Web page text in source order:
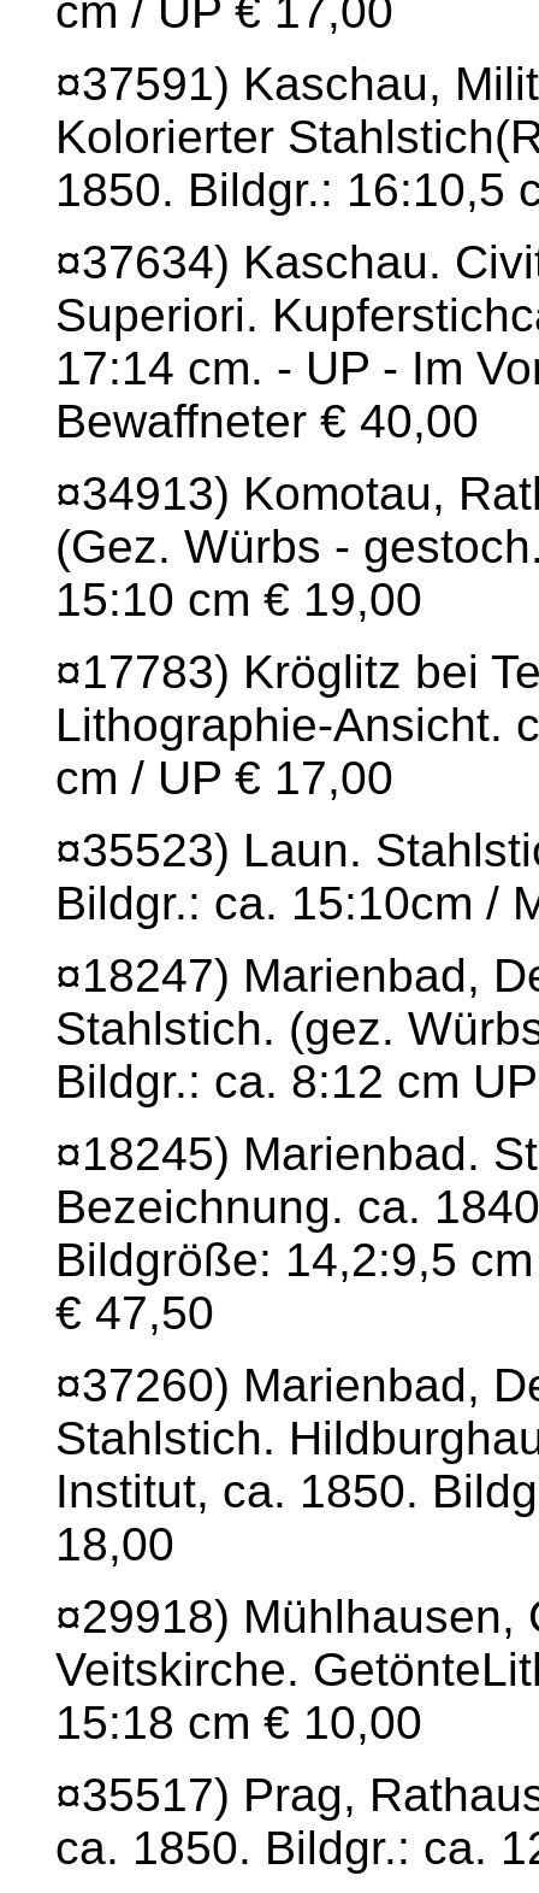
cm / UP € 17,00
¤37591) Kaschau,
Kolorierter
1850. Bildgr.: 16:10,5
¤37634) Kaschau.
Superiori.
17:14 cm. - UP - Im
Bewaffneter € 40,00
¤34913) Komotau,
(Gez. Würbs -
15:10 cm € 19,00
¤17783) Kröglitz bei
Lithographie-Ansicht.
cm / UP € 17,00
¤35523) Laun.
Bildgr.: ca. 15:10cm /
¤18247) Marienbad,
Stahlstich. (gez.
Bildgr.: ca. 8:12 cm
¤18245) Marienbad.
Bezeichnung. ca.
Bildgröße: 14,2:9,5
€ 47,50
¤37260) Marienbad,
Stahlstich.
Institut, ca. 1850.
18,00
¤29918) Mühlhausen,
Veitskirche.
15:18 cm € 10,00
¤35517) Prag,
ca. 1850. Bildgr.: ca.